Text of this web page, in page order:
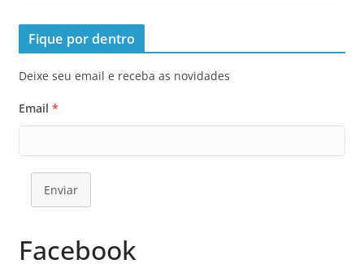
Fique por dentro
Deixe seu email e receba as novidades
Email *
Enviar
Facebook